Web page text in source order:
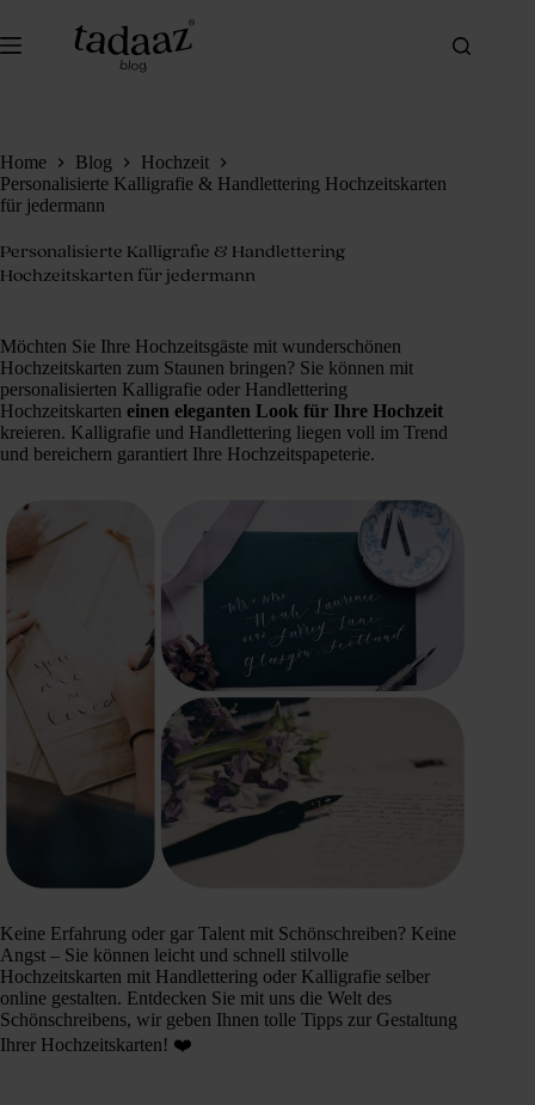
springen
Home Blog
Hochzeit
Personalisierte Kalligrafie & Handlettering Hochzeitskarten
für jedermann
Personalisierte Kalligrafie & Handlettering
Hochzeitskarten für jedermann
Möchten Sie Ihre Hochzeitsgäste mit wunderschönen
Hochzeitskarten zum Staunen bringen? Sie können mit
personalisierten Kalligrafie oder Handlettering
Hochzeitskarten einen eleganten Look für Ihre Hochzeit
kreieren. Kalligrafie und Handlettering liegen voll im Trend
und bereichern garantiert Ihre Hochzeitspapeterie.
Keine Erfahrung oder gar Talent mit Schönschreiben? Keine
Angst – Sie können leicht und schnell stilvolle
Hochzeitskarten mit Handlettering oder Kalligrafie selber
online gestalten. Entdecken Sie mit uns die Welt des
Schönschreibens, wir geben Ihnen tolle Tipps zur Gestaltung
Ihrer Hochzeitskarten! ❤️